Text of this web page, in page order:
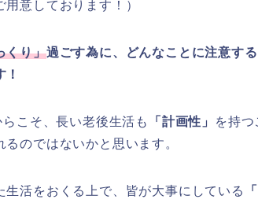
意しております！）
くり」過ごす為に、どんなことに注意す
こそ、長い老後生活も 「計画性」
を持つ
のではないかと思います。
生活をおくる上で、皆が大事にしている